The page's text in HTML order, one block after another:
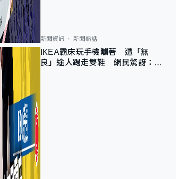
新聞資訊 新聞熱話
IKEA霸床玩手機瞓著 遭「無
良」途人踢走雙鞋 網民驚訝：冇